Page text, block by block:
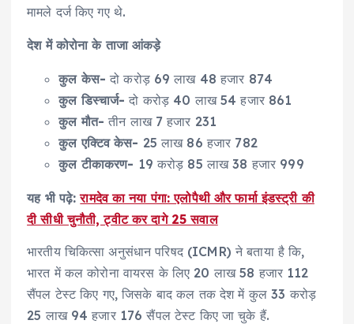
मामले दर्ज किए गए थे.
देश में कोरोना के ताजा आंकड़े
कुल केस-दो करोड़ 69 लाख 48 हजार 874
कुल डिस्चार्ज-दो करोड़ 40 लाख 54 हजार 861
कुल मौत-तीन लाख 7 हजार 231
कुल एक्टिव केस- 25 लाख 86 हजार 782
कुल टीकाकरण- 19 करोड़ 85 लाख 38 हजार 999
यह भी पढ़े:रामदेव का नया पंगा: एलोपैथी और फार्मा इंडस्ट्री की
दी सीधी चुनौती, ट्वीट कर दागे 25 सवाल
भारतीय चिकित्सा अनुसंधान परिषद (ICMR) ने बताया है कि,
भारत में कल कोरोना वायरस के लिए 20 लाख 58 हजार 112
सैंपल टेस्ट किए गए, जिसके बाद कल तक देश में कुल 33 करोड़
25 लाख 94 हजार 176 सैंपल टेस्ट किए जा चुके हैं.